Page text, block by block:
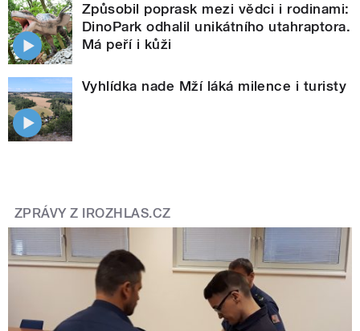
Způsobil poprask mezi vědci i rodinami:
DinoPark odhalil unikátního utahraptora.
Má peří i kůži
Vyhlídka nade Mží láká milence i turisty
ZPRÁVY Z IROZHLAS.CZ